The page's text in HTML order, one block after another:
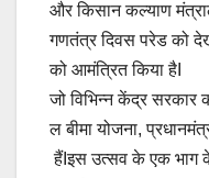
और किसान कल्याण
गणतंत्र दिवस परेड को
को आमंत्रित किया हैI
जो विभिन्न केंद्र
ल बीमा योजना,
हैंIइस उत्सव के एक भाग